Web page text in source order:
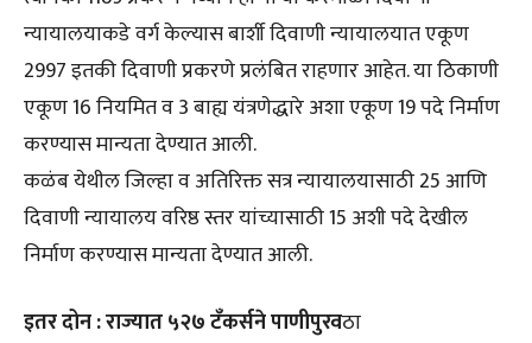
न्यायालयाकडे वर्ग केल्यास बार्शी दिवाणी न्यायालयात एकूण
2997 इतकी दिवाणी प्रकरणे प्रलंबित राहणार आहेत. या ठिकाणी
एकूण 16 नियमित व 3 बाह्य यंत्रणेद्धारे अशा एकूण 19 पदे निर्माण
करण्यास मान्यता देण्यात आली.
कळंब येथील जिल्हा व अतिरिक्त सत्र न्यायालयासाठी 25 आणि
दिवाणी न्यायालय वरिष्ठ स्तर यांच्यासाठी 15 अशी पदे देखील
निर्माण करण्यास मान्यता देण्यात आली.
इतर दोन : राज्यात ५२७ टँकर्सने पाणीपुरवठा